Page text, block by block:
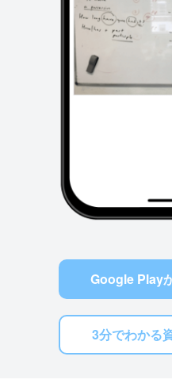
Google Play
3分でわかる